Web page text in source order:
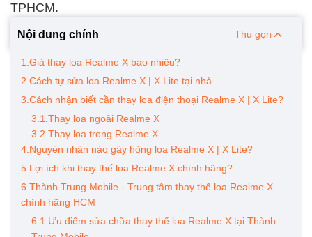
TPHCM.
Nội dung chính Thu gọn
1.Giá thay loa Realme X bao nhiêu?
2.Cách tự sửa loa Realme X | X Lite tại nhà
3.Cách nhận biết cần thay loa điện thoại Realme X | X Lite?
3.1.Thay loa ngoài Realme X
3.2.Thay loa trong Realme X
4.Nguyên nhân nào gây hỏng loa Realme X | X Lite?
5.Lợi ích khi thay thế loa Realme X chính hãng?
6.Thành Trung Mobile - Trung tâm thay thế loa Realme X
chính hãng HCM
6.1.Ưu điểm sửa chữa thay thế loa Realme X tại Thành